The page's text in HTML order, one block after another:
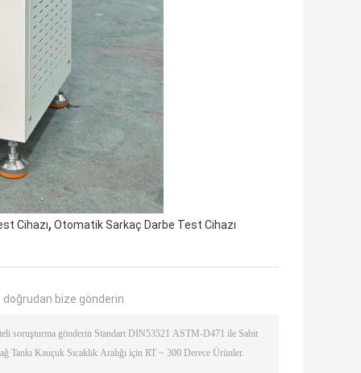
Cihazı, Otomatik Sarkaç Darbe Test Cihazı
bize gönderin